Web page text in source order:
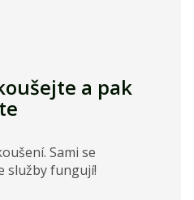
a pak
Sami se
služby fungují!